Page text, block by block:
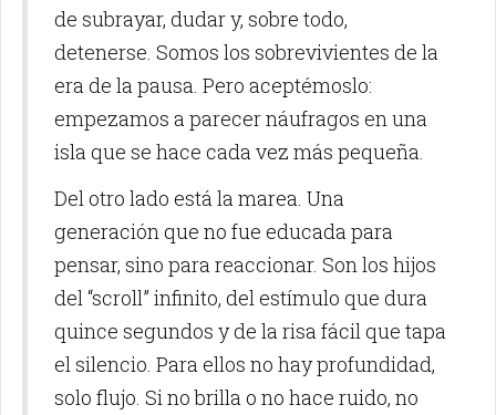
de subrayar, dudar y, sobre todo,
detenerse. Somos los sobrevivientes de la
era de la pausa. Pero aceptémoslo:
empezamos a parecer náufragos en una
isla que se hace cada vez más pequeña.
Del otro lado está la marea. Una
generación que no fue educada para
pensar, sino para reaccionar. Son los hijos
del “scroll” infinito, del estímulo que dura
quince segundos y de la risa fácil que tapa
el silencio. Para ellos no hay profundidad,
solo flujo. Si no brilla o no hace ruido, no